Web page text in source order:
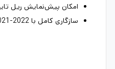
امکان پیش‌نمایش ریل
سازگاری کامل با Autodesk 3dsmax 2021-2022